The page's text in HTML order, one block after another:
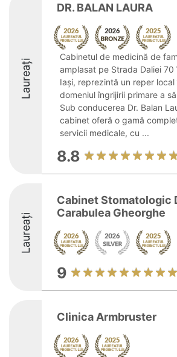
Laureați
DR. BALAN LAURA
Cabinetul de medicină de
amplasat pe Strada Daliei 70
Iași, reprezintă un reper local
domeniul îngrijirii primare a
Sub conducerea Dr. Balan
cabinet oferă o gamă
servicii medicale, cu ...
8.8
Laureați
Cabinet Stomatologic
Carabulea Gheorghe
9
Clinica Armbruster